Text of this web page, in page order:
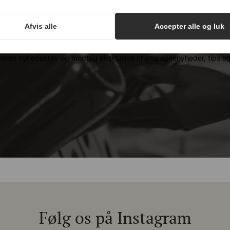
tips og
Følg os på Instagram
Afvis alle Accepter alle og luk